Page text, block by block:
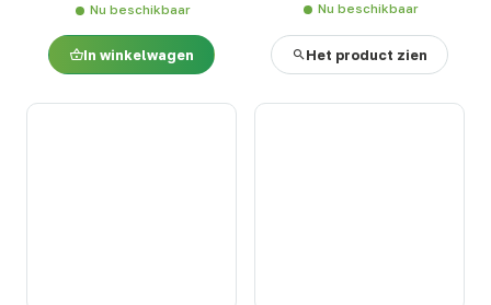
Nu beschikbaar
In winkelwagen
Nu beschikbaar
Het product zien